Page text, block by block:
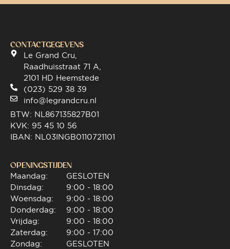
CONTACTGEGEVENS
Le Grand Cru,
Raadhuisstraat 71 A,
2101 HD Heemstede
(023) 529 38 39
info@legrandcru.nl
BTW: NL867135827B01
KVK: 95 45 10 56
IBAN: NL03INGB0110721101
OPENINGSTIJDEN
Maandag:
Dinsdag:
Woensdag:
Donderdag:
Vrijdag:
Zaterdag:
Zondag:
GESLOTEN
9:00 - 18:00
9:00 - 18:00
9:00 - 18:00
9:00 - 18:00
9:00 - 17:00
GESLOTEN